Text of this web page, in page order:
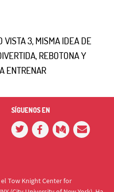
VISTA 3, MISMA IDEA DE
REBOTONA Y
ENTRENAR
SÍGUENOS EN
Tow Knight Center for